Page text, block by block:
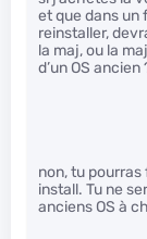
et que dans un
reinstaller,
la maj, ou la
d’un OS ancien
non, tu pourras
install. Tu ne
anciens OS à